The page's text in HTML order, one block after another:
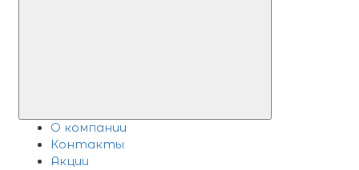
О компании
Контакты
Акции